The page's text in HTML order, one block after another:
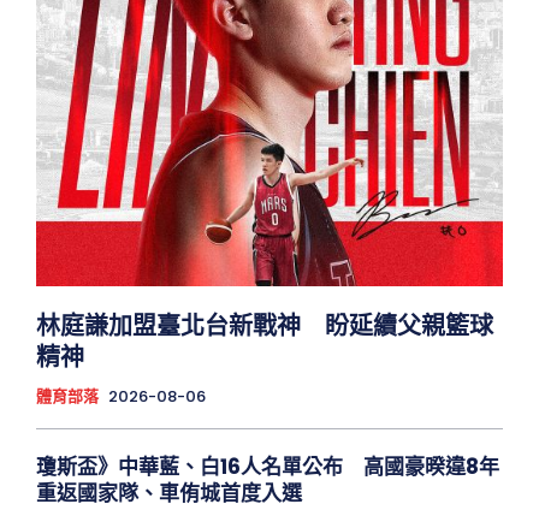
林庭謙加盟臺北台新戰神 盼延續父親籃球
精神
體育部落 2026-08-06
瓊斯盃》中華藍、白16人名單公布 高國豪暌違8年
重返國家隊、車侑城首度入選